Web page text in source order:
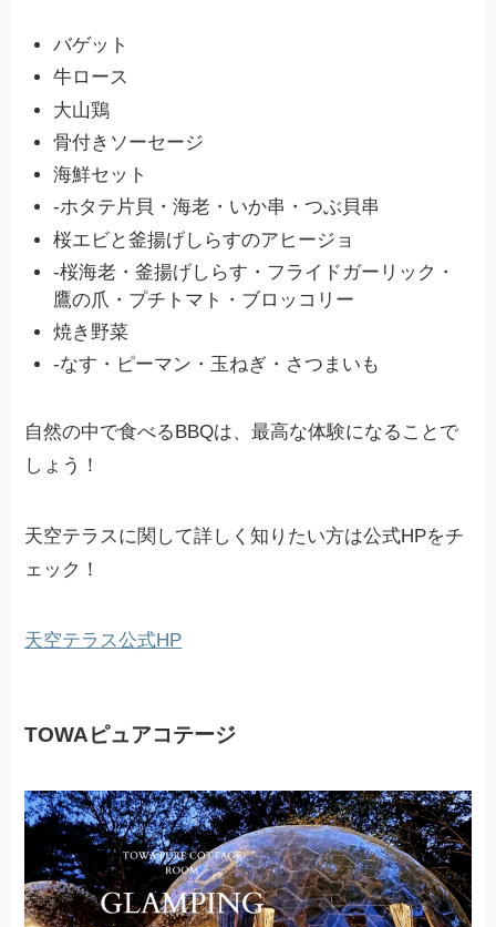
バゲット
牛ロース
大山鶏
骨付きソーセージ
海鮮セット
-ホタテ片貝・海老・いか串・つぶ貝串
桜エビと釜揚げしらすのアヒージョ
-桜海老・釜揚げしらす・フライドガーリック・
鷹の爪・プチトマト・ブロッコリー
焼き野菜
-なす・ピーマン・玉ねぎ・さつまいも
自然の中で食べるBBQは、最高な体験になることで
しょう！
天空テラスに関して詳しく知りたい方は公式HPをチ
ェック！
天空テラス公式HP
TOWAピュアコテージ